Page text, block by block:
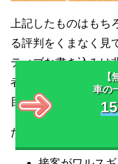
上記したものはも
る評判をくまなく見
ティブな書き込みは
者の身なり、そして
目立ちました。
ただ、匿名での書き
車の